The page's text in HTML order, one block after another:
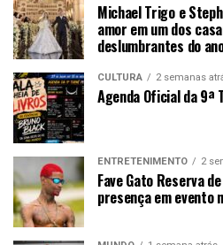
Michael Trigo e
amor em um dos
deslumbrantes do
CULTURA 2 semanas
Agenda Oficial da 9ª
ENTRETENIMENTO 2
Fave Gato Reserva
presença em evento